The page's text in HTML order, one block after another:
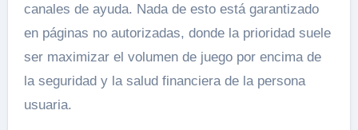
canales de ayuda. Nada de esto está garantizado
en páginas no autorizadas, donde la prioridad suele
ser maximizar el volumen de juego por encima de
la seguridad y la salud financiera de la persona
usuaria.